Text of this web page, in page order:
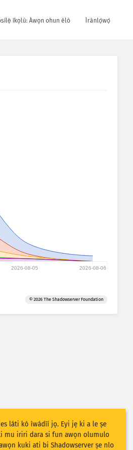
ìkọlù: Àwọn ohun èlò Ìrànlọ́wọ́
2026-08-05 2026-08-06
© 2026 The Shadowserver Foundation
láti kó ìwádìí jọ. Eyi jẹ ki a le ṣe
mu iriri dara si fun awọn olumulo
kuki ati bi Shadowserver ṣe nlo